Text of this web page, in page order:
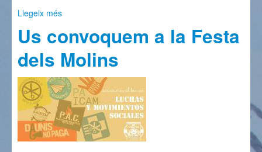
Llegeix més
Us convoquem a la Festa
dels Molins